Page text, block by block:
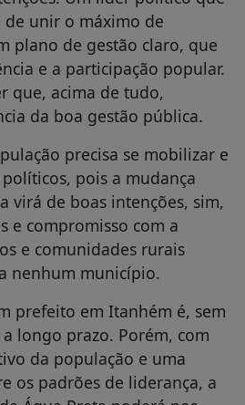
de unir o máximo de
plano de gestão claro, que
e a participação popular.
que, acima de tudo,
da boa gestão pública.
precisa se mobilizar e
pois a mudança
virá de boas intenções, sim,
e compromisso com a
e comunidades rurais
nenhum município.
prefeito em Itanhém é, sem
longo prazo. Porém, com
da população e uma
os padrões de liderança, a